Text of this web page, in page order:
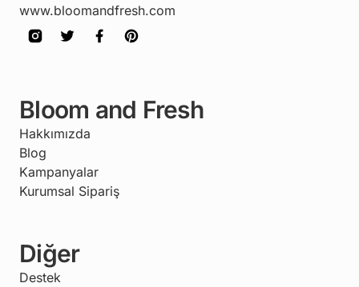
www.bloomandfresh.com
Bloom and Fresh
Hakkımızda
Blog
Kampanyalar
Kurumsal Sipariş
Diğer
Destek